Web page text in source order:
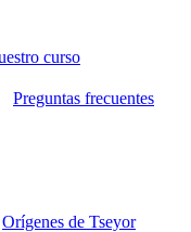
curso
Preguntas frecuentes
Orígenes de Tseyor